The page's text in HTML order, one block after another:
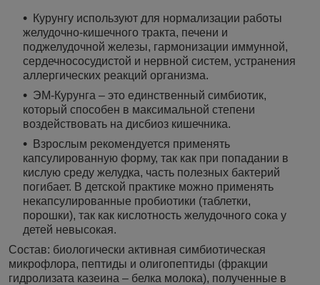
Курунгу используют для нормализации работы
желудочно-кишечного тракта, печени и
поджелудочной железы, гармонизации иммунной,
сердечнососудистой и нервной систем, устранения
аллергических реакций организма.
ЭМ-Курунга – это единственный симбиотик,
который способен в максимальной степени
воздействовать на дисбиоз кишечника.
Взрослым рекомендуется применять
капсулированную форму, так как при попадании в
кислую среду желудка, часть полезных бактерий
погибает. В детской практике можно применять
некапсулированные пробиотики (таблетки,
порошки), так как кислотность желудочного сока у
детей невысокая.
Состав: биологически активная симбиотическая
микрофлора, пептиды и олигопептиды (фракции
гидролизата казеина – белка молока), полученные в